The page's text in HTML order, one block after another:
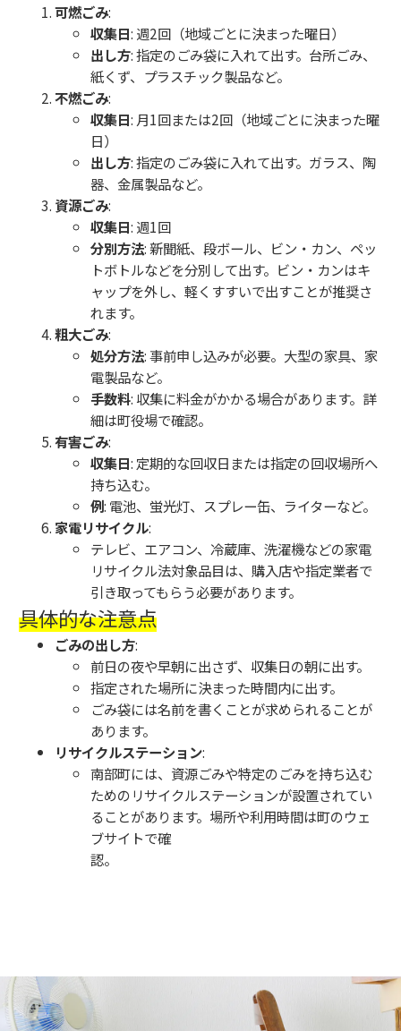
可燃ごみ:
収集日: 週2回（地域ごとに決まった曜日）
出し方: 指定のごみ袋に入れて出す。台所ごみ、
紙くず、プラスチック製品など。
不燃ごみ:
収集日: 月1回または2回（地域ごとに決まった曜
日）
出し方: 指定のごみ袋に入れて出す。ガラス、陶
器、金属製品など。
資源ごみ:
収集日: 週1回
分別方法: 新聞紙、段ボール、ビン・カン、ペッ
トボトルなどを分別して出す。ビン・カンはキ
ャップを外し、軽くすすいで出すことが推奨さ
れます。
粗大ごみ:
処分方法: 事前申し込みが必要。大型の家具、家
電製品など。
手数料: 収集に料金がかかる場合があります。詳
細は町役場で確認。
有害ごみ:
収集日: 定期的な回収日または指定の回収場所へ
持ち込む。
例: 電池、蛍光灯、スプレー缶、ライターなど。
家電リサイクル:
テレビ、エアコン、冷蔵庫、洗濯機などの家電
リサイクル法対象品目は、購入店や指定業者で
引き取ってもらう必要があります。
具体的な注意点
ごみの出し方:
前日の夜や早朝に出さず、収集日の朝に出す。
指定された場所に決まった時間内に出す。
ごみ袋には名前を書くことが求められることが
あります。
リサイクルステーション:
南部町には、資源ごみや特定のごみを持ち込む
ためのリサイクルステーションが設置されてい
ることがあります。場所や利用時間は町のウェ
ブサイトで確
認。